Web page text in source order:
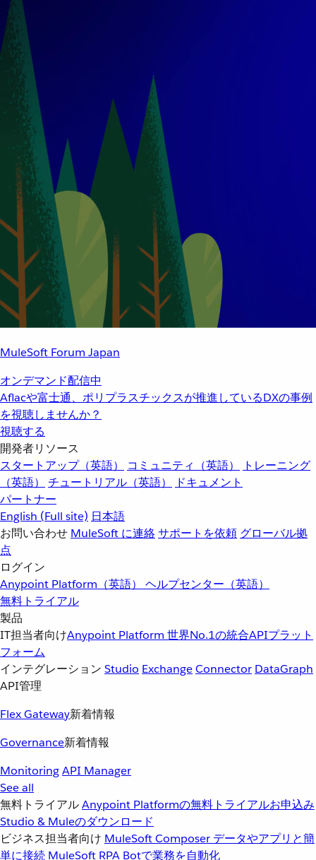
MuleSoft Forum Japan
オンデマンド配信中
Aflacや富士通、ポリプラスチックスが推進しているDXの事例
を視聴しませんか？
視聴する
開発者リソース
スタートアップ（英語）
コミュニティ（英語）
トレーニング
（英語）
チュートリアル（英語）
ドキュメント
パートナー
English (Full site) 日本語
お問い合わせ MuleSoft に連絡サポートを依頼 グローバル拠
点
ログイン
Anypoint Platform（英語） ヘルプセンター（英語）
無料トライアル
製品
IT担当者向けAnypoint Platform 世界No.1の統合APIプラット
フォーム
インテグレーション Studio ExchangeConnector DataGraph
API管理
Flex Gateway新着情報
Governance新着情報
MonitoringAPI Manager
See all
無料トライアルAnypoint Platformの無料トライアルお申込み
Studio & Muleのダウンロード
ビジネス担当者向け MuleSoft Composer データやアプリと簡
単に接続 MuleSoft RPA Botで業務を自動化